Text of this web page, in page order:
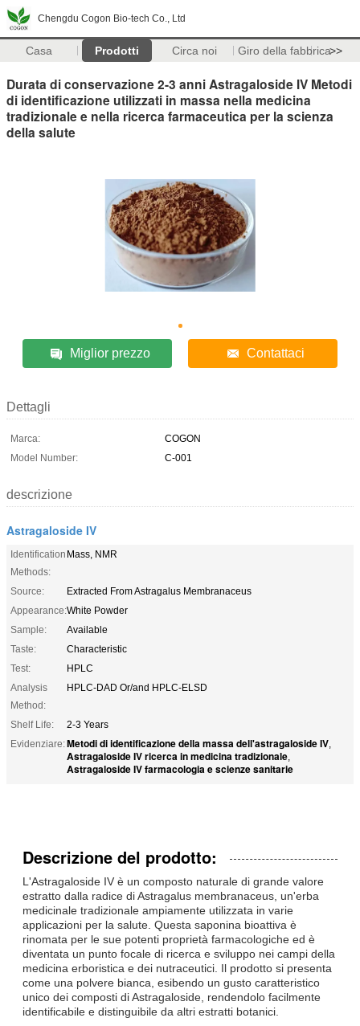
Chengdu Cogon Bio-tech Co., Ltd
Casa Prodotti Circa noi Giro della fabbrica>>
Durata di conservazione 2-3 anni Astragaloside IV Metodi
di identificazione utilizzati in massa nella medicina
tradizionale e nella ricerca farmaceutica per la scienza
della salute
Miglior prezzo Contattaci
Dettagli
Marca:
COGON
Model Number:
C-001
descrizione
Astragaloside IV
Identification
Methods:
Mass, NMR
Source:
Extracted From Astragalus Membranaceus
Appearance:White Powder
Sample:
Available
Taste:
Characteristic
Test:
HPLC
Analysis
Method:
HPLC-DAD Or/and HPLC-ELSD
Shelf Life:
2-3 Years
Evidenziare:Metodi di identificazione della massa dell'astragaloside IV,
Astragaloside IV ricerca in medicina tradizionale,
Astragaloside IV farmacologia e scienze sanitarie
Descrizione del prodotto:
L'Astragaloside IV è un composto naturale di grande valore
estratto dalla radice di Astragalus membranaceus, un'erba
medicinale tradizionale ampiamente utilizzata in varie
applicazioni per la salute. Questa saponina bioattiva è
rinomata per le sue potenti proprietà farmacologiche ed è
diventata un punto focale di ricerca e sviluppo nei campi della
medicina erboristica e dei nutraceutici. Il prodotto si presenta
come una polvere bianca, esibendo un gusto caratteristico
unico dei composti di Astragaloside, rendendolo facilmente
identificabile e distinguibile da altri estratti botanici.